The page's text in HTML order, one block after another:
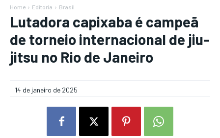
Home Editoria Brasil
Lutadora capixaba é campeã
de torneio internacional de jiu-
jitsu no Rio de Janeiro
14 de janeiro de 2025